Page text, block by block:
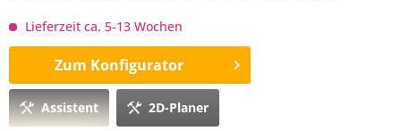
Lieferzeit ca. 5-13 Wochen
Zum Konfigurator
Assistent 2D-Planer